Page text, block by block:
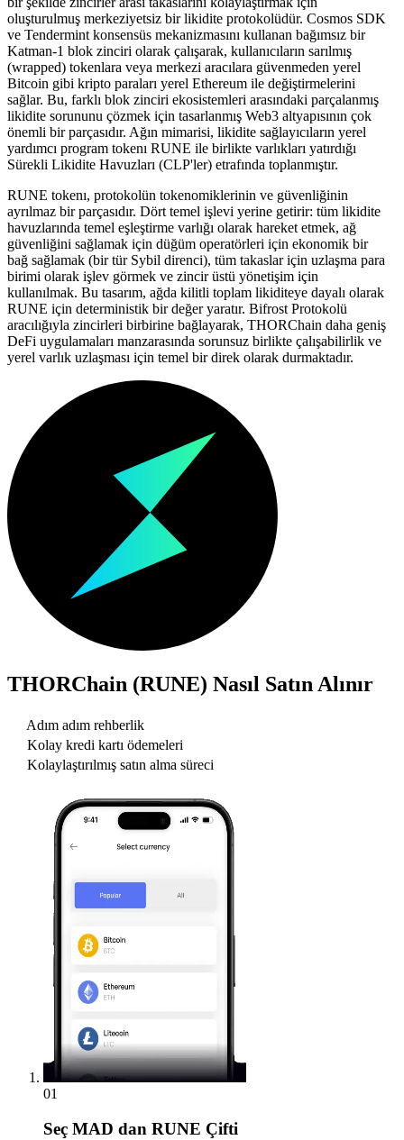
oluşturulmuş merkeziyetsiz bir likidite protokolüdür. Cosmos SDK
ve Tendermint konsensüs mekanizmasını kullanan bağımsız bir
Katman-1 blok zinciri olarak çalışarak, kullanıcıların sarılmış
(wrapped) tokenlara veya merkezi aracılara güvenmeden yerel
Bitcoin gibi kripto paraları yerel Ethereum ile değiştirmelerini
sağlar. Bu, farklı blok zinciri ekosistemleri arasındaki parçalanmış
likidite sorununu çözmek için tasarlanmış Web3 altyapısının çok
önemli bir parçasıdır. Ağın mimarisi, likidite sağlayıcıların yerel
yardımcı program tokenı RUNE ile birlikte varlıkları yatırdığı
Sürekli Likidite Havuzları (CLP'ler) etrafında toplanmıştır.
RUNE tokenı, protokolün tokenomiklerinin ve güvenliğinin
ayrılmaz bir parçasıdır. Dört temel işlevi yerine getirir: tüm likidite
havuzlarında temel eşleştirme varlığı olarak hareket etmek, ağ
güvenliğini sağlamak için düğüm operatörleri için ekonomik bir
bağ sağlamak (bir tür Sybil direnci), tüm takaslar için uzlaşma para
birimi olarak işlev görmek ve zincir üstü yönetişim için
kullanılmak. Bu tasarım, ağda kilitli toplam likiditeye dayalı olarak
RUNE için deterministik bir değer yaratır. Bifrost Protokolü
aracılığıyla zincirleri birbirine bağlayarak, THORChain daha geniş
DeFi uygulamaları manzarasında sorunsuz birlikte çalışabilirlik ve
yerel varlık uzlaşması için temel bir direk olarak durmaktadır.
THORChain (RUNE) Nasıl Satın Alınır
Adım adım rehberlik
Kolay kredi kartı ödemeleri
Kolaylaştırılmış satın alma süreci
01
Seç MAD dan RUNE Çifti